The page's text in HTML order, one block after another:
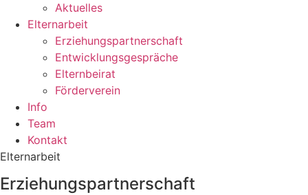
Aktuelles
Elternarbeit
Erziehungspartnerschaft
Entwicklungsgespräche
Elternbeirat
Förderverein
Info
Team
Kontakt
Elternarbeit
Erziehungspartnerschaft